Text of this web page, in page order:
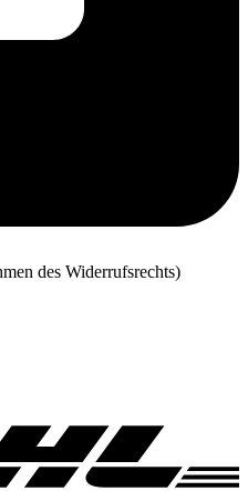
des Widerrufsrechts)